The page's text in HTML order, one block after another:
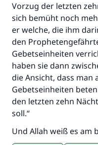
Vorzug der letzten
sich bemüht noch
er welche, die ihm
den
Gebetseinheiten
haben sie dann
die Ansicht, dass man
Gebetseinheiten
den letzten zehn
soll.“
Und Allah weiß es am